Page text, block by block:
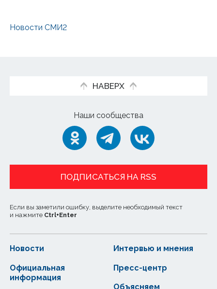
Новости СМИ2
НАВЕРХ
Наши сообщества
ПОДПИСАТЬСЯ НА RSS
Если вы заметили ошибку, выделите необходимый текст
и нажмите Ctrl+Enter
Новости
Официальная
информация
Интервью и мнения
Пресс-центр
Объясняем